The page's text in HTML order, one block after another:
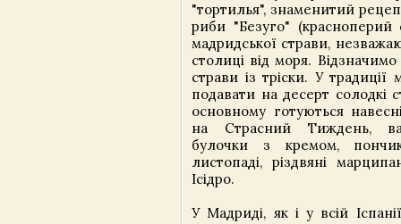
"тортилья", знаменитий
риби "Безуго"
мадридської страви,
столиці від моря. Відзначимо
страви із тріски. У традиції
подавати на десерт солодкі
основному готуються
на Страсний Тиждень,
булочки з кремом,
листопаді, різдвяні
Ісідро.
У Мадриді, як і у всій